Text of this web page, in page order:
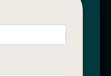
parte della